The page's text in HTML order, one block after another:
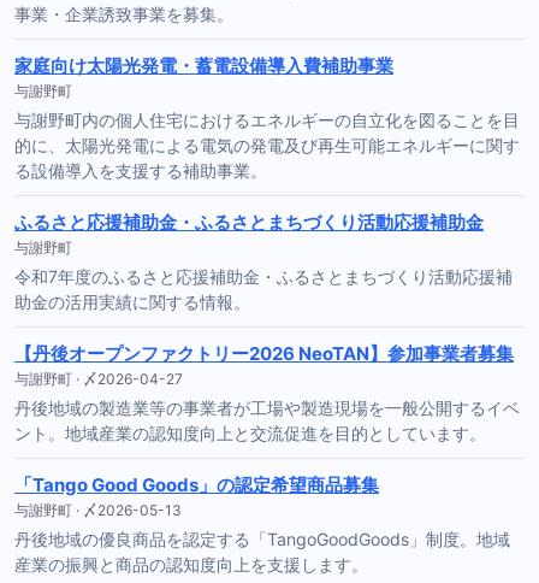
事業・企業誘致事業を募集。
家庭向け太陽光発電・蓄電設備導入費補助事業
与謝野町
与謝野町内の個人住宅におけるエネルギーの自立化を図ることを目
的に、太陽光発電による電気の発電及び再生可能エネルギーに関す
る設備導入を支援する補助事業。
ふるさと応援補助金・ふるさとまちづくり活動応援補助金
与謝野町
令和7年度のふるさと応援補助金・ふるさとまちづくり活動応援補
助金の活用実績に関する情報。
【丹後オープンファクトリー2026 NeoTAN】参加事業者募集
与謝野町 · 〆2026-04-27
丹後地域の製造業等の事業者が工場や製造現場を一般公開するイベ
ント。地域産業の認知度向上と交流促進を目的としています。
「Tango Good Goods」の認定希望商品募集
与謝野町 · 〆2026-05-13
丹後地域の優良商品を認定する「TangoGoodGoods」制度。地域
産業の振興と商品の認知度向上を支援します。